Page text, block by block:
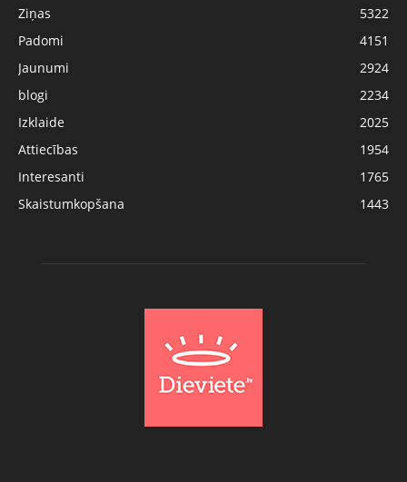
Ziņas
5322
Padomi
4151
Jaunumi
2924
blogi
2234
Izklaide
2025
Attiecības
1954
Interesanti
1765
Skaistumkopšana
1443